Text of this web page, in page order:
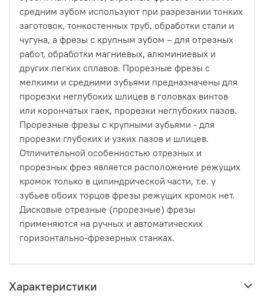
средним зубом используют при разрезании тонких
заготовок, тонкостенных труб, обработки стали и
чугуна, а фрезы с крупным зубом – для отрезных
работ, обработки магниевых, алюминиевых и
других легких сплавов. Прорезные фрезы с
мелкими и средними зубьями предназначены для
прорезки неглубоких шлицев в головках винтов
или корончатых гаек, прорезки неглубоких пазов.
Прорезные фрезы с крупными зубьями - для
прорезки глубоких и узких пазов и шлицев.
Отличительной особенностью отрезных и
прорезных фрез является расположение режущих
кромок только в цилиндрической части, т.е. у
зубьев обоих торцов фрезы режущих кромок нет.
Дисковые отрезные (прорезные) фрезы
применяются на ручных и автоматических
горизонтально-фрезерных станках.
Характеристики